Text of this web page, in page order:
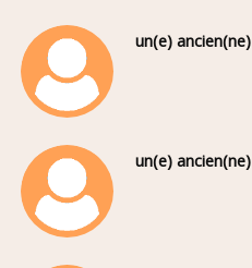
un(e) ancien(ne)
un(e) ancien(ne)